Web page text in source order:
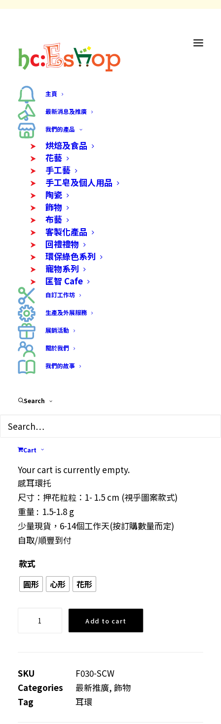
主頁
最新消息及推廣
我們的產品
烘焙及食品
花藝
手工藝
手工皂及個人用品
陶瓷
飾物
布藝
客製化產品
回禮禮物
環保綠色系列
寵物系列
匡智 Cafe
自訂工作坊
生產及外展服務
展銷活動
關於我們
我們的故事
Search
Cart
Your cart is currently empty.
原創水晶滴膠押花粒粒
出獨一無二粒粒耳環。
物料:水晶滴膠、押花、顏料、閃粉，不綉鋼防敏
感耳環托
尺寸：押花粒粒：1- 1.5 cm (視乎圖案款式)
重量 : 1.5-1.8 g
少量現貨，6-14個工作天(按訂購數量而定)
自取/順豐到付
款式
圓形 心形 花形
滴
膠
押
Add to cart
SKU
F030-SCW
Categories
最新推廣, 飾物
Tag
耳環